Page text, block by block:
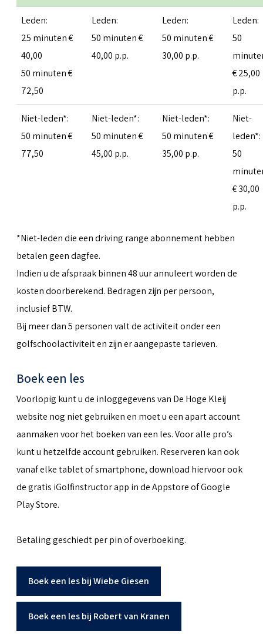
Leden:
25 minuten €
40,00
50 minuten €
72,50
Leden:
50 minuten €
40,00 p.p.
Leden:
50 minuten €
30,00 p.p.
Leden:
50
€ 25,00
p.p.
Niet-leden*:
50 minuten €
77,50
Niet-leden*:
50 minuten €
45,00 p.p.
Niet-leden*:
50 minuten €
35,00 p.p.
Niet-
leden*:
50
€ 30,00
p.p.
*Niet-leden die een driving range abonnement hebben
betalen geen dagfee.
Indien u de afspraak binnen 48 uur annuleert worden de
kosten doorberekend. Bedragen zijn per persoon,
inclusief BTW.
Bij meer dan 5 personen valt de activiteit onder een
golfschoolactiviteit en zijn er aangepaste tarieven.
Boek een les
Voorlopig kunt u de inloggegevens van De Hoge Kleij
website nog niet gebruiken en moet u een apart account
aanmaken voor het boeken van een les. Voor alle pro’s
kunt u hetzelfde account gebruiken. Reserveren kan ook
vanaf elke tablet of smartphone, download hiervoor ook
de gratis iGolfinstructor app in de Appstore of Google
Play Store.
Betaling geschiedt per pin of overboeking.
Boek een les bij Wiebe Giesen
Boek een les bij Robert van Kranen